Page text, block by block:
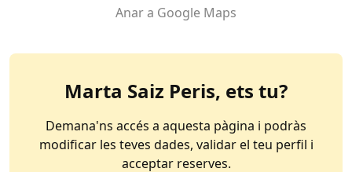
Anar a Google Maps
Marta Saiz Peris, ets tu?
Demana'ns accés a aquesta pàgina i podràs
modificar les teves dades, validar el teu perfil i
acceptar reserves.